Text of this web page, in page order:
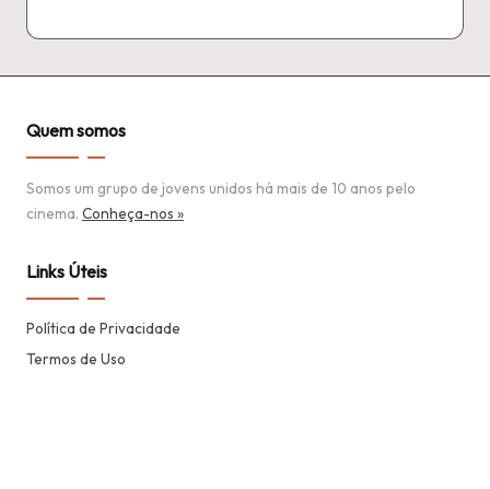
Quem somos
Somos um grupo de jovens unidos há mais de 10 anos pelo
cinema. Conheça-nos »
Links Úteis
Política de Privacidade
Termos de Uso